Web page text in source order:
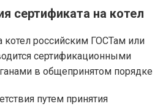
сертификата на котел
котел российским ГОСТам или
сертификационными
в общепринятом порядке
путем принятия